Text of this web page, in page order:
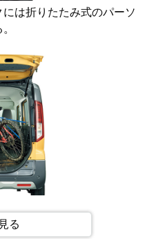
は折りたたみ式のパーソ
。防汚タイプのラゲッ
る